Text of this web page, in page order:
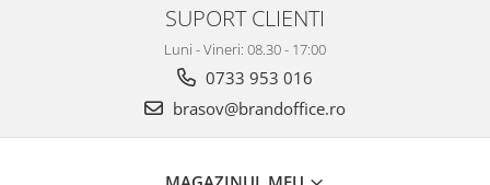
Lanyards si brelocuri
SUPORT CLIENTI
Luni - Vineri: 08.30 - 17:00
0733 953 016
brasov@brandoffice.ro